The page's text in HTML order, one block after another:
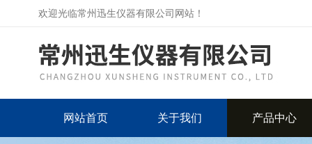
欢迎光临常州迅生仪器有限公司网站！
网站首页 关于我们 产品中心